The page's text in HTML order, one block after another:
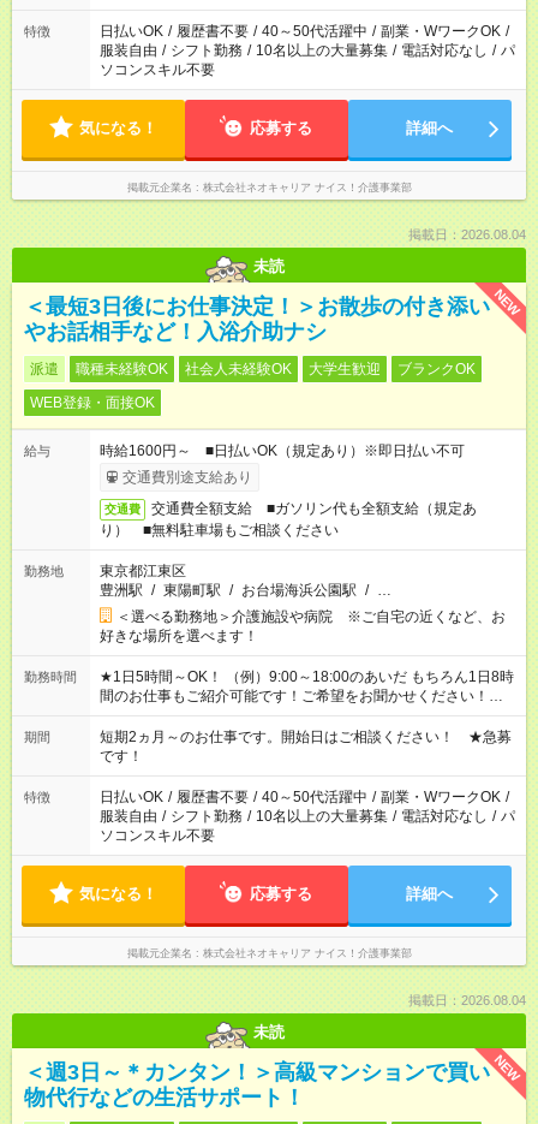
特徴 日払いOK / 履歴書不要 / 40～50代活躍中 / 副業・WワークOK /
服装自由 / シフト勤務 / 10名以上の大量募集 / 電話対応なし / パ
ソコンスキル不要
気になる！ 応募する 詳細へ
掲載元企業名 株式会社ネオキャリア ナイス！介護事業部
掲載日：2026.08.04
未読
NEW
＜最短3日後にお仕事決定！＞お散歩の付き添い
やお話相手など！入浴介助ナシ
派遣 職種未経験OK 社会人未経験OK 大学生歓迎
ブランクOK
WEB登録・面接OK
給与
時給1600円～ ■日払いOK（規定あり）※即日払い不可
交通費別途支給あり
交通費
交通費全額支給 ■ガソリン代も全額支給（規定あ
り） ■無料駐車場もご相談ください
勤務地
東京都江東区
豊洲駅 / 東陽町駅 / お台場海浜公園駅 / …
＜選べる勤務地＞介護施設や病院 ※ご自宅の近くなど、お
好きな場所を選べます！
勤務時間
★1日5時間～OK！ （例）9:00～18:00のあいだ もちろん1日8時
間のお仕事もご紹介可能です！ご希望をお聞かせください！★家
庭の都合でお休みが必要な場合も遠慮なくご相談ください。 ※
週最低15時間以上の勤務が必要です
期間
短期2ヵ月～のお仕事です。開始日はご相談ください！ ★急募
です！
特徴 日払いOK / 履歴書不要 / 40～50代活躍中 / 副業・WワークOK /
服装自由 / シフト勤務 / 10名以上の大量募集 / 電話対応なし / パ
ソコンスキル不要
気になる！ 応募する 詳細へ
掲載元企業名 株式会社ネオキャリア ナイス！介護事業部
掲載日：2026.08.04
未読
NEW
＜週3日～＊カンタン！＞高級マンションで買い
物代行などの生活サポート！